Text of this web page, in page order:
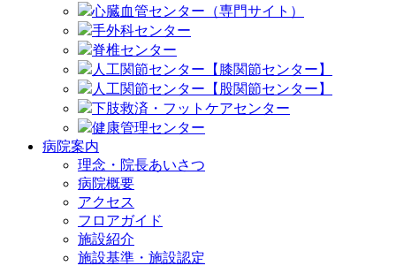
心臓血管センター（専門サイト）
手外科センター
脊椎センター
人工関節センター【膝関節センター】
人工関節センター【股関節センター】
下肢救済・フットケアセンター
健康管理センター
病院案内
理念・院長あいさつ
病院概要
アクセス
フロアガイド
施設紹介
施設基準・施設認定